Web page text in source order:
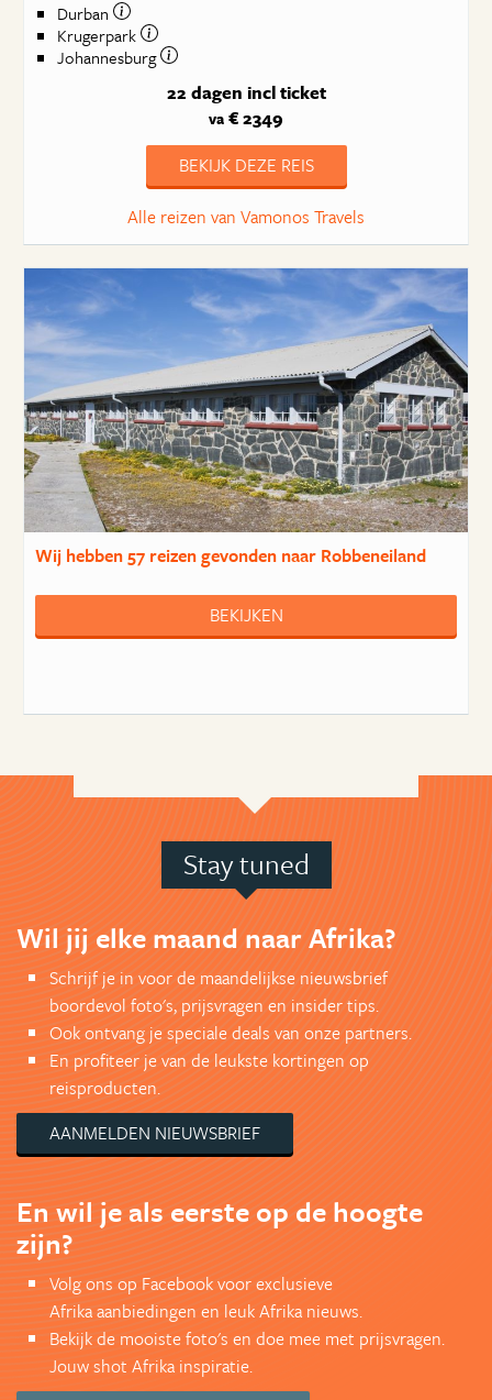
Durban
Krugerpark
Johannesburg
22 dagen incl ticket
va € 2349
BEKIJK DEZE REIS
Alle reizen van Vamonos Travels
Wij hebben57 reizengevonden naar Robbeneiland
BEKIJKEN
Stay tuned
Wil jij elke maand naar Afrika?
Schrijf je in voor de maandelijkse nieuwsbrief
boordevol foto's, prijsvragen en insider tips.
Ook ontvang je speciale deals van onze partners.
En profiteer je van de leukste kortingen op
reisproducten.
AANMELDEN NIEUWSBRIEF
En wil je als eerste op de hoogte
zijn?
Volg ons op Facebook voor exclusieve
Afrika aanbiedingen en leuk Afrika nieuws.
Bekijk de mooiste foto's en doe mee met prijsvragen.
Jouw shot Afrika inspiratie.